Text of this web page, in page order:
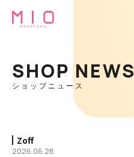
SHOP NEWS
ショップニュース
Zoff
2026.06.28